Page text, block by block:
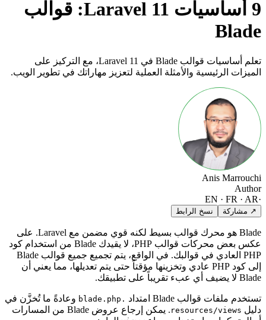
9 أساسيات Laravel 11: قوالب
Blade
تعلم أساسيات قوالب Blade في Laravel 11، مع التركيز على
الميزات الرئيسية والأمثلة العملية لتعزيز مهاراتك في تطوير الويب.
Anis Marrouchi
Author
EN · FR · AR
↗ مشاركة نسخ الرابط
Blade هو محرك قوالب بسيط لكنه قوي مضمن مع Laravel. على
عكس بعض محركات قوالب PHP، لا يقيدك Blade من استخدام كود
PHP العادي في قوالبك. في الواقع، يتم تجميع جميع قوالب Blade
إلى كود PHP عادي وتخزينها مؤقتاً حتى يتم تعديلها، مما يعني أن
Blade لا يضيف أي عبء تقريباً على تطبيقك.
تستخدم ملفات قوالب Blade امتداد .blade.php
وعادةً ما تُخزَّن في
دليل resources/views
. يمكن إرجاع عروض Blade من المسارات